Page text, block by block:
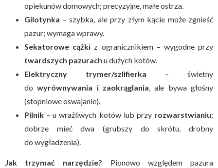
opiekunów domowych; precyzyjne, małe ostrza.
Gilotynka – szybka, ale przy złym kącie może zgnieść
pazur; wymaga wprawy.
Sekatorowe cążki z ogranicznikiem – wygodne przy
twardszych pazurach u dużych kotów.
Elektryczny trymer/szlifierka – świetny
dowyrównywania i zaokrąglania , ale bywa głośny
(stopniowe oswajanie).
Pilnik – u wrażliwych kotów lub przy rozwarstwianiu;
dobrze mieć dwa (grubszy do skrótu, drobny
do wygładzenia).
Jak trzymać narzędzie? Pionowo względem pazura